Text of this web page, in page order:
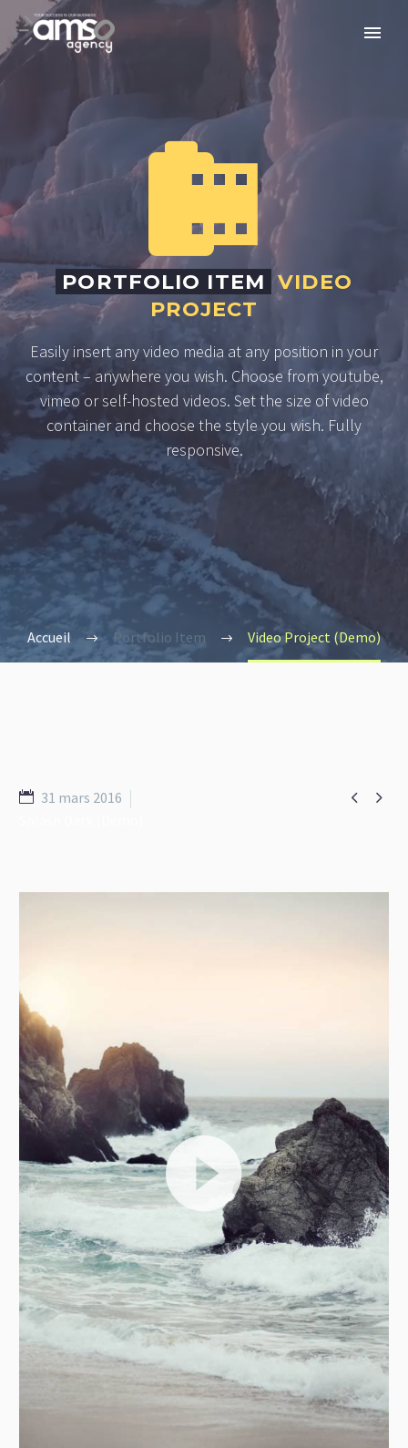


PORTFOLIO ITEM VIDEO
PROJECT
Easily insert any video media at any position in your
content – anywhere you wish. Choose from youtube,
vimeo or self-hosted videos. Set the size of video
container and choose the style you wish. Fully
responsive.
Accueil Portfolio Item Video Project (Demo)
 
31 mars 2016
Lecteur
vidéo